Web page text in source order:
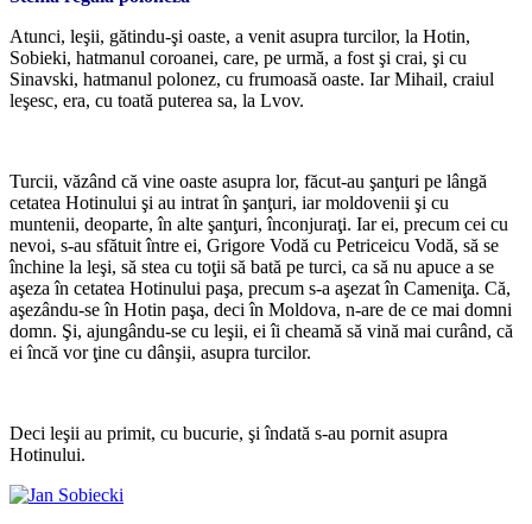
Atunci, leşii, gătindu-şi oaste, a venit asupra turcilor, la Hotin,
Sobieki, hatmanul coroanei, care, pe urmă, a fost şi crai, şi cu
Sinavski, hatmanul polonez, cu frumoasă oaste. Iar Mihail, craiul
leşesc, era, cu toată puterea sa, la Lvov.
Turcii, văzând că vine oaste asupra lor, făcut-au şanţuri pe lângă
cetatea Hotinului şi au intrat în şanţuri, iar moldovenii şi cu
muntenii, deoparte, în alte şanţuri, înconjuraţi. Iar ei, precum cei cu
nevoi, s-au sfătuit între ei, Grigore Vodă cu Petriceicu Vodă, să se
închine la leşi, să stea cu toţii să bată pe turci, ca să nu apuce a se
aşeza în cetatea Hotinului paşa, precum s-a aşezat în Cameniţa. Că,
aşezându-se în Hotin paşa, deci în Moldova, n-are de ce mai domni
domn. Şi, ajungându-se cu leşii, ei îi cheamă să vină mai curând, că
ei încă vor ţine cu dânşii, asupra turcilor.
Deci leşii au primit, cu bucurie, şi îndată s-au pornit asupra
Hotinului.